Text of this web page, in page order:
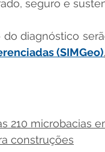
seguro e
diagnóstico
(SIMGeo).
210 microbacias
construções